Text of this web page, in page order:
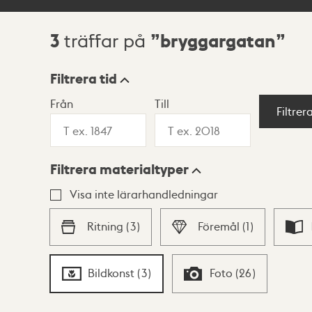
Sökresultat
3 träffar på bryggargatan
Visningsläge
Lista Karta
Filtrera tid
Från Till
Filtrera materialtyper
Visa inte lärarhandledningar
Ritning (3) Föremål (1)
Bildkonst (3) Foto (26)